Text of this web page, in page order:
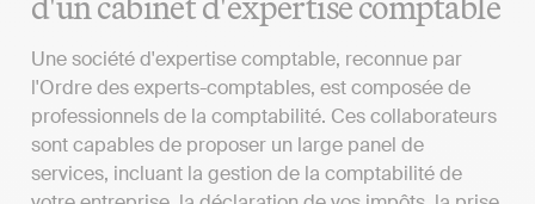
Une société d'expertise comptable, reconnue par
l'Ordre des experts-comptables, est composée de
professionnels de la comptabilité. Ces collaborateurs
sont capables de proposer un large panel de
services, incluant la gestion de la comptabilité de